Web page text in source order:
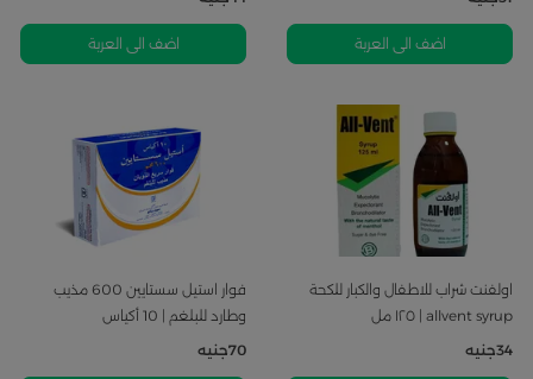
اضف الى العربة اضف الى العربة
اولفنت شراب للاطفال والكبار للكحة
allvent syrup | ١٢٥ مل
34جنيه
فوار استيل سستايين 600 مذيب
وطارد للبلغم | 10 أكياس
70جنيه